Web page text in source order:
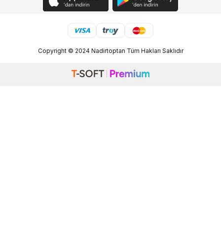
Copyright © 2024 Nadirtoptan Tüm Hakları Saklıdır